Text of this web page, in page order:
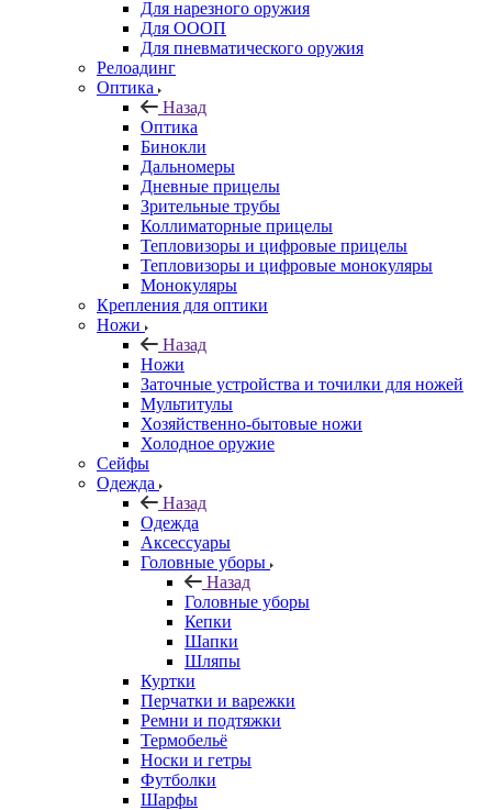
Для нарезного оружия
Для ОООП
Для пневматического оружия
Релоадинг
Оптика
Назад
Оптика
Бинокли
Дальномеры
Дневные прицелы
Зрительные трубы
Коллиматорные прицелы
Тепловизоры и цифровые прицелы
Тепловизоры и цифровые монокуляры
Монокуляры
Крепления для оптики
Ножи
Назад
Ножи
Заточные устройства и точилки для ножей
Мультитулы
Хозяйственно-бытовые ножи
Холодное оружие
Сейфы
Одежда
Назад
Одежда
Аксессуары
Головные уборы
Назад
Головные уборы
Кепки
Шапки
Шляпы
Куртки
Перчатки и варежки
Ремни и подтяжки
Термобельё
Носки и гетры
Футболки
Шарфы